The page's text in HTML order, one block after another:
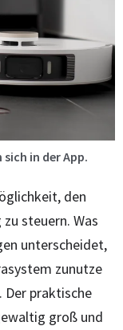
in der App.
den
steuern. Was
unterscheidet,
zunutze
Der praktische
groß und